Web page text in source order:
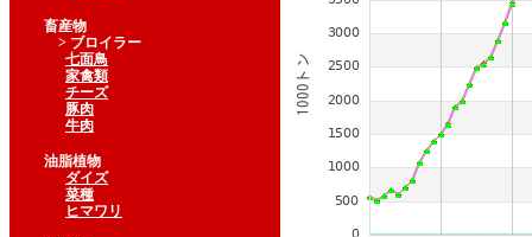
畜産物
> ブロイラー
七面鳥
家禽類
チーズ
豚肉
牛肉
油脂植物
ダイズ
菜種
ヒマワリ